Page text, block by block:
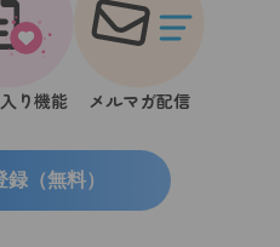
り機能 メルマガ配信
（無料）